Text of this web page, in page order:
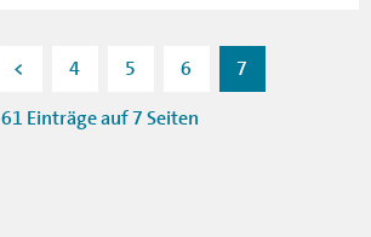
< 4 5 6 7
61 Einträge auf 7 Seiten